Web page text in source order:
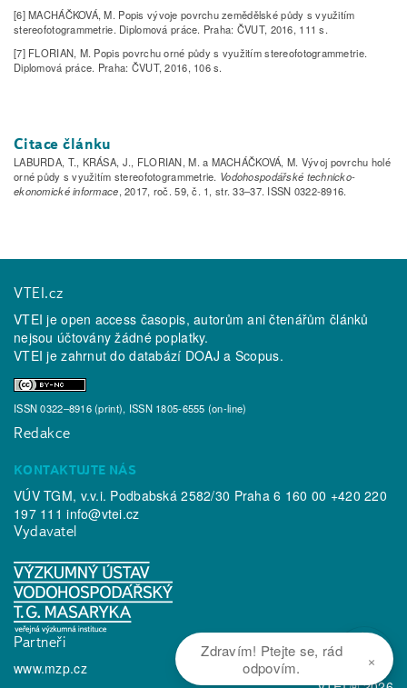
[6] MACHÁČKOVÁ, M. Popis vývoje povrchu zemědělské půdy s využitím
stereofotogrammetrie. Diplomová práce. Praha: ČVUT, 2016, 111 s.
[7] FLORIAN, M. Popis povrchu orné půdy s využitím stereofotogrammetrie.
Diplomová práce. Praha: ČVUT, 2016, 106 s.
Citace článku
LABURDA, T., KRÁSA, J., FLORIAN, M. a MACHÁČKOVÁ, M. Vývoj povrchu holé
orné půdy s využitím stereofotogrammetrie. Vodohospodářské technicko-
ekonomické informace, 2017, roč. 59, č. 1, str. 33–37. ISSN 0322-8916.
VTEI.cz
VTEI je open access časopis, autorům ani čtenářům článků
nejsou účtovány žádné poplatky.
VTEI je zahrnut do databází DOAJ a Scopus.
ISSN 0322–8916 (print), ISSN 1805-6555 (on-line)
Redakce
KONTAKTUJTE NÁS
VÚV TGM, v.v.i. Podbabská 2582/30 Praha 6 160 00 +420 220
197 111info@vtei.cz
Vydavatel
Partneři
www.mzp.cz
Zdravím! Ptejte se, rád
odpovím.
×